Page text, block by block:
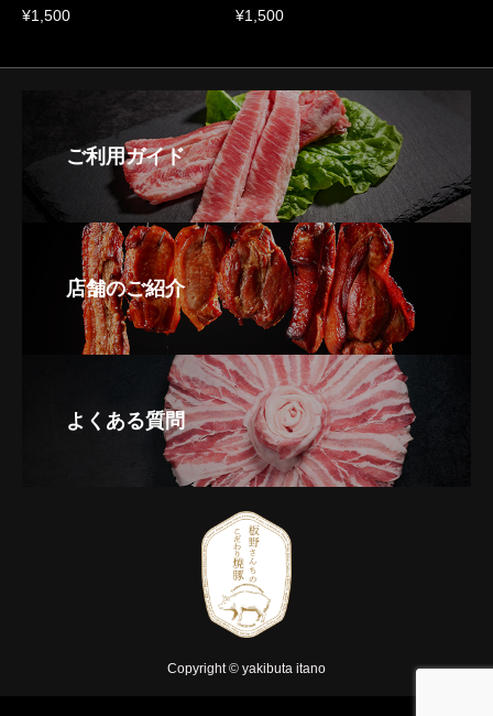
¥1,500
¥1,500
ご利用ガイド
店舗のご紹介
よくある質問
Copyright © yakibuta itano